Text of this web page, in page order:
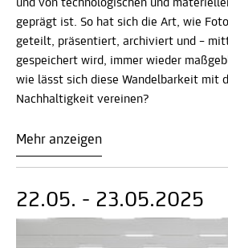
und von technologischen und
geprägt ist. So hat sich die Art, wie
geteilt, präsentiert, archiviert und –
gespeichert wird, immer wieder
wie lässt sich diese Wandelbarkeit mit
Nachhaltigkeit vereinen?
Mehr anzeigen
22.05. - 23.05.2025